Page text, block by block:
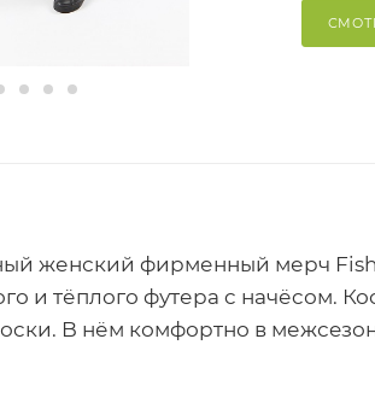
женский фирменный мерч
и тёплого футера c начёcом.
B нём комфортно в